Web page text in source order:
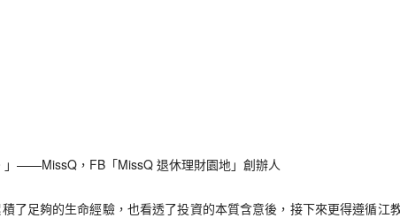
——MissQ，FB「MissQ 退休理財園地」創辦人
足夠的生命經驗，也看透了投資的本質含意後，接下來更得遵循江